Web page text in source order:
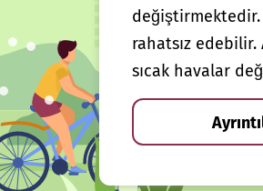
değiştirmektedir.
rahatsız edebilir.
sıcak havalar